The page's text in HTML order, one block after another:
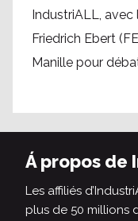
IndustriALL,
Friedrich Ebert
Manille pour
Á propos de
Les affiliés
plus de 50 millions